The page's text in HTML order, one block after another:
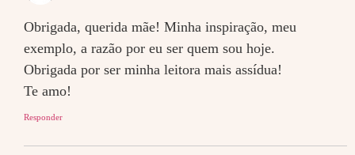
Obrigada, querida mãe! Minha inspiração, meu
exemplo, a razão por eu ser quem sou hoje.
Obrigada por ser minha leitora mais assídua!
Te amo!
Responder